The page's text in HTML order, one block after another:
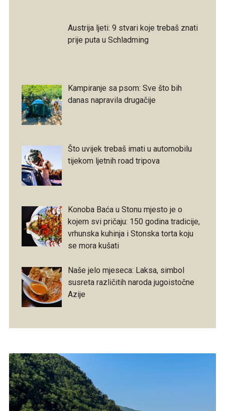
Austrija ljeti: 9 stvari koje trebaš znati
prije puta u Schladming
Kampiranje sa psom: Sve što bih
danas napravila drugačije
Što uvijek trebaš imati u automobilu
tijekom ljetnih road tripova
Konoba Baća u Stonu mjesto je o
kojem svi pričaju: 150 godina tradicije,
vrhunska kuhinja i Stonska torta koju
se mora kušati
Naše jelo mjeseca: Laksa, simbol
susreta različitih naroda jugoistočne
Azije